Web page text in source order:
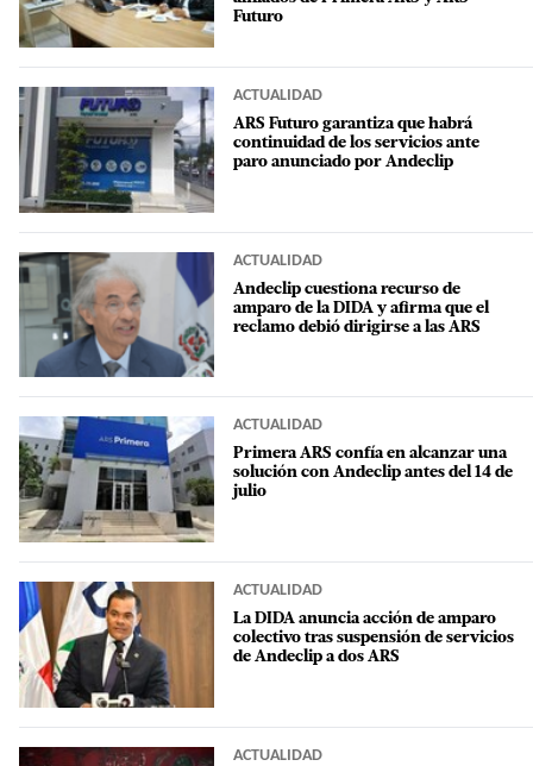
Futuro
ACTUALIDAD
ARS Futuro garantiza que habrá
continuidad de los servicios ante
paro anunciado por Andeclip
ACTUALIDAD
Andeclip cuestiona recurso de
amparo de la DIDA y afirma que el
reclamo debió dirigirse a las ARS
ACTUALIDAD
Primera ARS confía en alcanzar una
solución con Andeclip antes del 14 de
julio
ACTUALIDAD
La DIDA anuncia acción de amparo
colectivo tras suspensión de servicios
de Andeclip a dos ARS
ACTUALIDAD